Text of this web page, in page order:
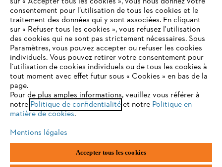
Politique de protection des données
Mentions légales Utilisation des cookies
Informations juridiques
België/Belgique
VAT Number: BE 0427.714.768
VOTRE NAVIGATEUR INTERNET
N'EST PLUS PRIS EN CHARGE
Vous utilisez un navigateur Internet que nous ne prenons plus
en charge, et certaines fonctionnalités de notre site ne
peuvent fonctionner correctement. Pour une utilisation
optimale de notre site, nous vous recommandons de passer à
l'un des navigateurs suivants :
firefox chrome
consentement pour l’utilisation de tous les cookies et le
traitement des données qui y sont associées. En cliquant
sur « Refuser tous les cookies », vous refusez l'utilisation
des cookies qui ne sont pas strictement nécessaires. Sous
Paramètres, vous pouvez accepter ou refuser les cookies
individuels. Vous pouvez retirer votre consentement pour
l’utilisation de cookies individuels ou de tous les cookies à
tout moment avec effet futur sous « Cookies » en bas de la
page.
Pour de plus amples informations, veuillez vous référer à
notre Politique de confidentialitéet notre Politique en
matière de cookies.
Mentions légales
Accepter tous les cookies